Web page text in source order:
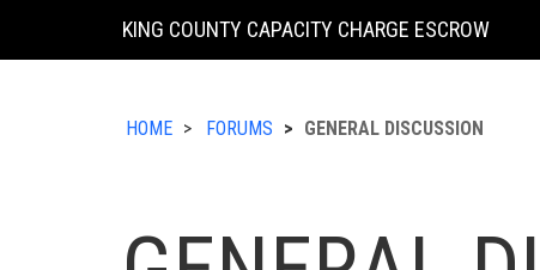
KING COUNTY CAPACITY CHARGE ESCROW
HOME FORUMS GENERAL DISCUSSION